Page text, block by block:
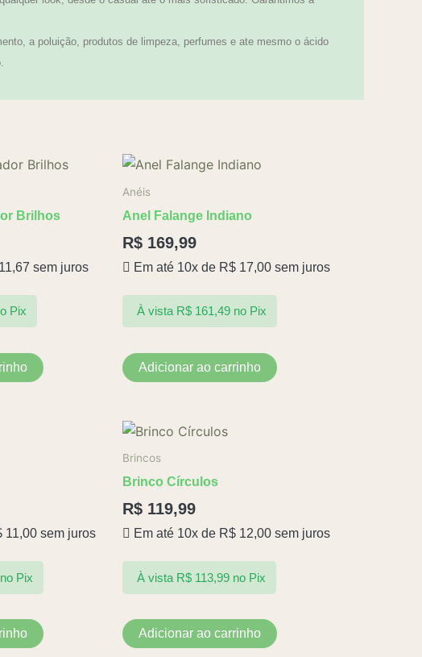
a poluição, produtos de limpeza, perfumes e ate mesmo o ácido
Brilhos
11,67 sem juros
Pix
Anéis
Anel Falange Indiano
R$ 169,99
Em até 10x de R$ 17,00 sem juros
À vista R$161,49 no Pix
Adicionar ao carrinho
11,00 sem juros
no Pix
Brincos
Brinco Círculos
R$ 119,99
Em até 10x de R$ 12,00 sem juros
À vista R$113,99 no Pix
Adicionar ao carrinho